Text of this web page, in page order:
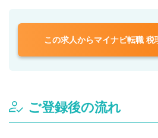
この求人からマイナビ転職 税
ご登録後の流れ